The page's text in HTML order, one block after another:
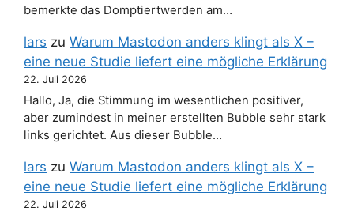
bemerkte das Domptiertwerden am…
lars zu Warum Mastodon anders klingt als X –
eine neue Studie liefert eine mögliche Erklärung
22. Juli 2026
Hallo, Ja, die Stimmung im wesentlichen positiver,
aber zumindest in meiner erstellten Bubble sehr stark
links gerichtet. Aus dieser Bubble…
lars zu Warum Mastodon anders klingt als X –
eine neue Studie liefert eine mögliche Erklärung
22. Juli 2026